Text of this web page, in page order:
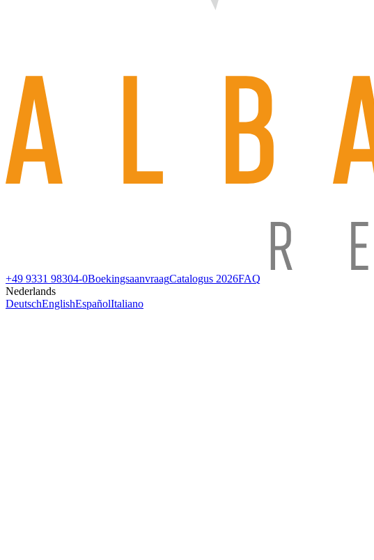
+49 9331 98304-0BoekingsaanvraagCatalogus 2026FAQ
Nederlands
DeutschEnglishEspañolItaliano